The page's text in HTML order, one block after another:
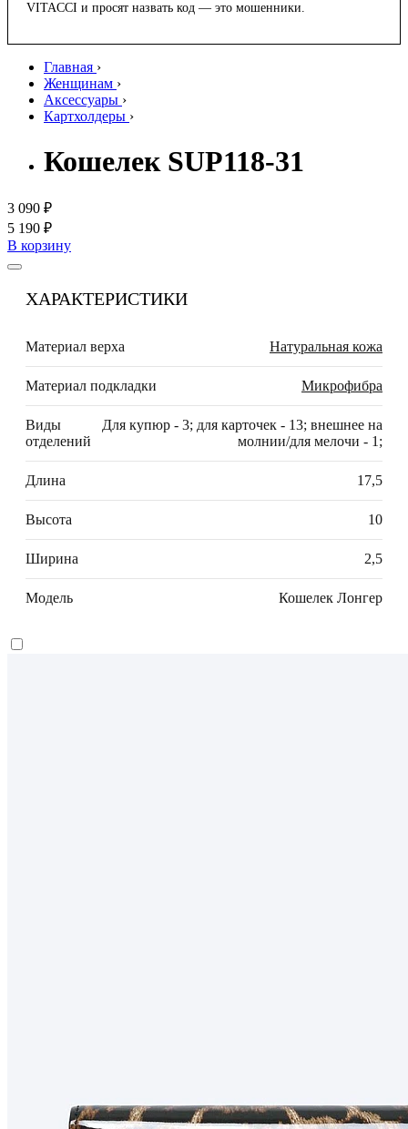
VITACCI и просят назвать код — это мошенники.
Главная ›
Женщинам ›
Аксессуары ›
Картхолдеры ›
Кошелек SUP118-31
3 090 ₽
5 190 ₽
В корзину
ХАРАКТЕРИСТИКИ
Материал верха Натуральная кожа
Материал подкладки Микрофибра
Виды
отделений
Для купюр - 3; для карточек - 13; внешнее на
молнии/для мелочи - 1;
Длина 17,5
Высота 10
Ширина 2,5
Модель Кошелек Лонгер